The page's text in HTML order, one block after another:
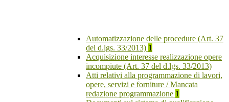
Automatizzazione delle procedure (Art. 37
del d.lgs. 33/2013) 1
Acquisizione interesse realizzazione opere
incompiute (Art. 37 del d.lgs. 33/2013)
Atti relativi alla programmazione di lavori,
opere, servizi e forniture / Mancata
redazione programmazione 1